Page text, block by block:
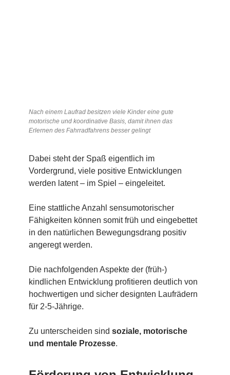
Nach einem Laufrad besitzen viele Kinder eine gute
motorische und koordinative Basis, damit ihnen das
Erlernen des Fahrradfahrens besser gelingt
Dabei steht der Spaß eigentlich im
Vordergrund, viele positive Entwicklungen
werden latent – im Spiel – eingeleitet.
Eine stattliche Anzahl sensumotorischer
Fähigkeiten können somit früh und eingebettet
in den natürlichen Bewegungsdrang positiv
angeregt werden.
Die nachfolgenden Aspekte der (früh-)
kindlichen Entwicklung profitieren deutlich von
hochwertigen und sicher designten Laufrädern
für 2-5-Jährige.
Zu unterscheiden sind soziale, motorische
und mentale Prozesse.